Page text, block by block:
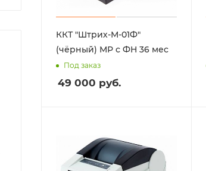
ККТ "Штрих-М-01Ф"
(чёрный) МР с ФН 36 мес
Под заказ
49 000 руб.